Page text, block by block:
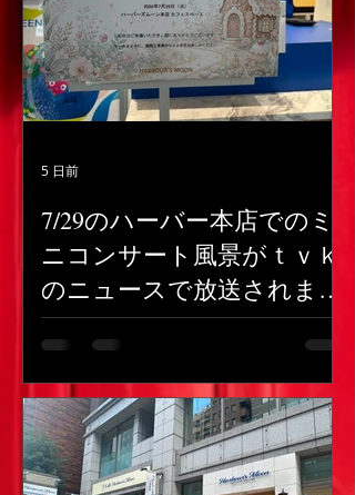
7/29のハーバー本店でのミ
ニコンサート風景がｔｖｋ
のニュースで放送されまし
た！
5 日前